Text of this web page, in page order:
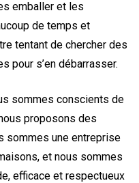
emballer et les
de temps et
tentant de chercher des
pour s’en débarrasser.
sommes conscients de
proposons des
sommes une entreprise
et nous sommes
efficace et respectueux